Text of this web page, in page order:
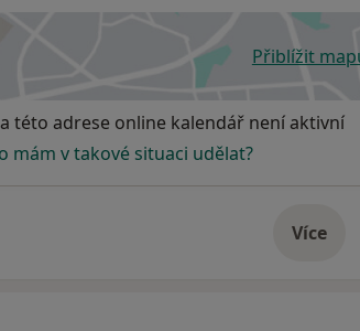
Přiblížitse
této adrese online kalendář není aktivní
mám v takové situaci udělat?
Více
o